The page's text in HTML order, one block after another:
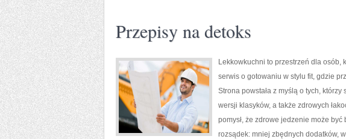
Przepisy na detoks
Lekkowkuchni to przestrzeń dla osób,
serwis o gotowaniu w stylu fit, gdzie
Strona powstała z myślą o tych,
wersji klasyków, a także zdrowych
pomysł, że zdrowe jedzenie może
rozsądek: mniej zbędnych dodatków,